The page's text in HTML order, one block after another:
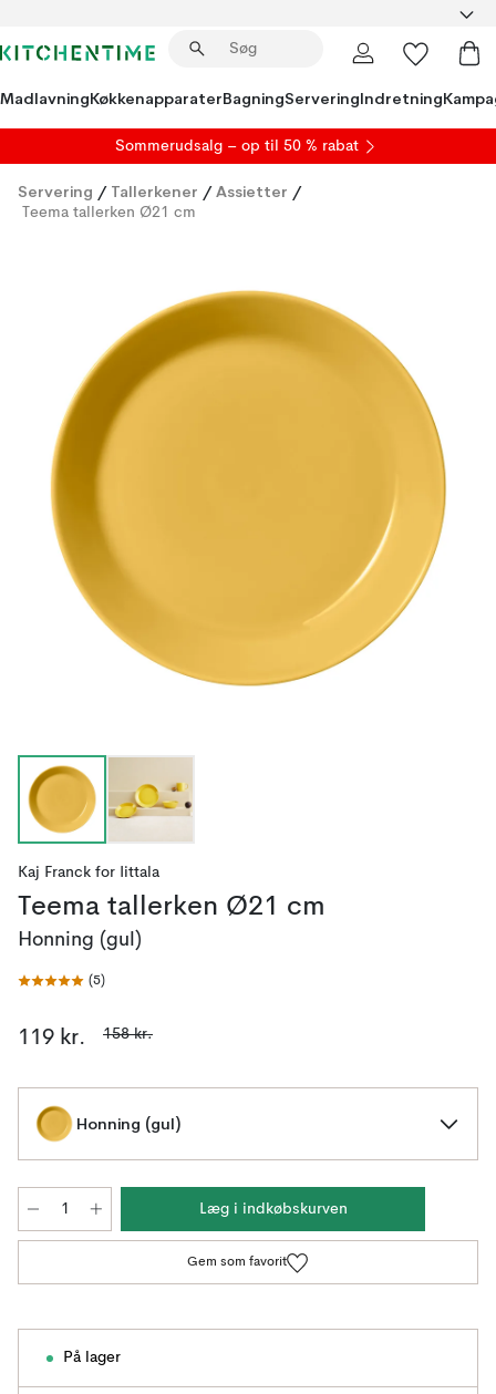
MadlavningKøkkenapparaterBagningServeringIndretning
Sommerudsalg – op til 50 % rabat
Servering / Tallerkener / Assietter /
Teema tallerken Ø21 cm
Kaj Franck for Iittala
Teema tallerken Ø21 cm
Honning (gul)
(5)
119 kr. 158 kr.
Honning (gul)
Læg i indkøbskurven
Gem som favorit
På lager